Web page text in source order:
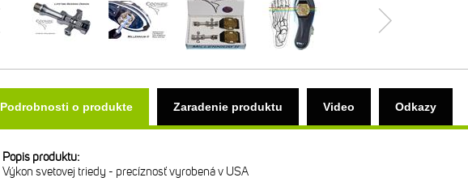
Podrobnosti o produkte Zaradenie produktu Video Odkazy
Popis produktu:
Výkon svetovej triedy - precíznosť vyrobená v USA